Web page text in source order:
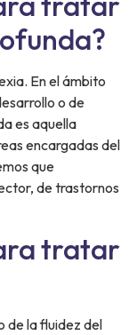
En el ámbito
o de
es aquella
encargadas del
que
de trastornos
tratar
de la fluidez del